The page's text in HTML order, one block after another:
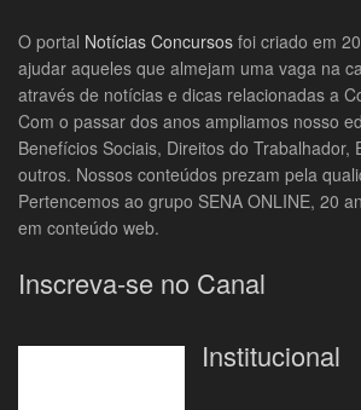
O portal Notícias Concursos foi criado em
ajudar aqueles que almejam uma vaga na
através de notícias e dicas relacionadas a
Com o passar dos anos ampliamos nosso
Benefícios Sociais, Direitos do Trabalhador,
outros. Nossos conteúdos prezam pela
Pertencemos ao grupo SENA ONLINE, 20
em conteúdo web.
Inscreva-se no Canal
Institucional